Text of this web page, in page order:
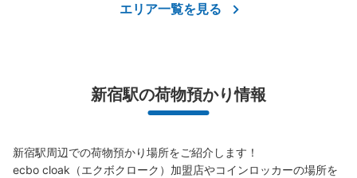
このコインロッカーの位置を見る
JR新宿駅 東Eコインロッカー
中央東改札口を出て、ルミネのエレベーターに向かう
エリア一覧を見る
新宿駅の荷物預かり情報
新宿駅周辺での荷物預かり場所をご紹介します！
ecbo cloak（エクボクローク）加盟店やコインロッカーの場所を